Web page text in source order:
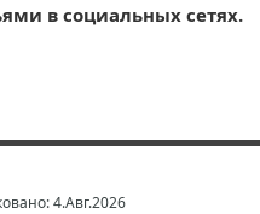
в социальных сетях.
4.Авг.2026